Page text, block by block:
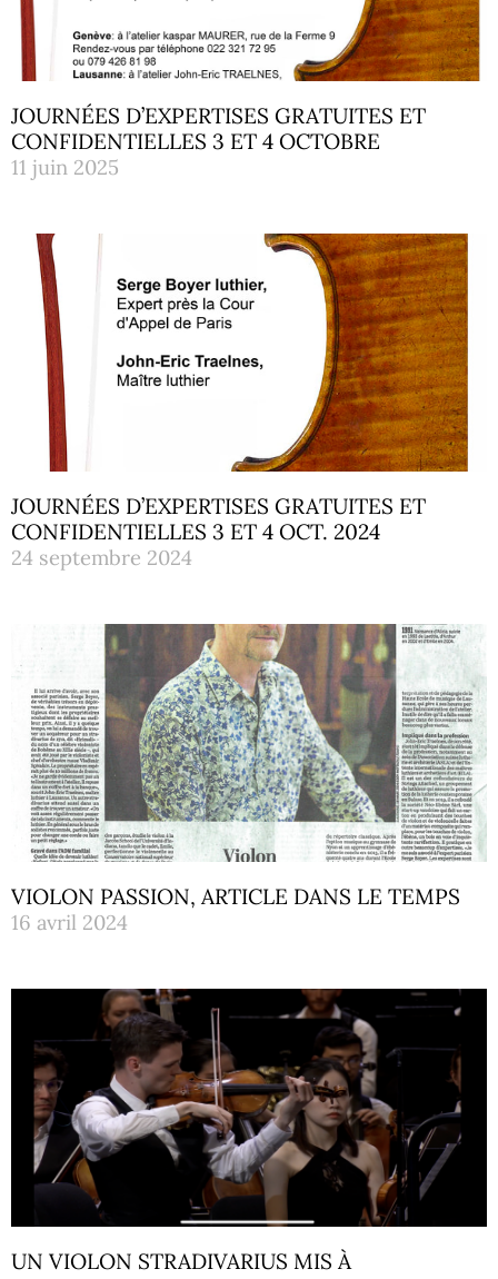
JOURNÉES D’EXPERTISES GRATUITES ET
CONFIDENTIELLES 3 ET 4 OCTOBRE
11 juin 2025
JOURNÉES D’EXPERTISES GRATUITES ET
CONFIDENTIELLES 3 ET 4 OCT. 2024
24 septembre 2024
VIOLON PASSION, ARTICLE DANS LE TEMPS
16 avril 2024
UN VIOLON STRADIVARIUS MIS À